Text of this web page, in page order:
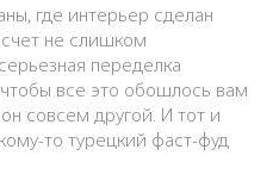
где интерьер сделан
не слишком
переделка
все это обошлось вам
совсем другой. И тот и
то турецкий фаст-фуд